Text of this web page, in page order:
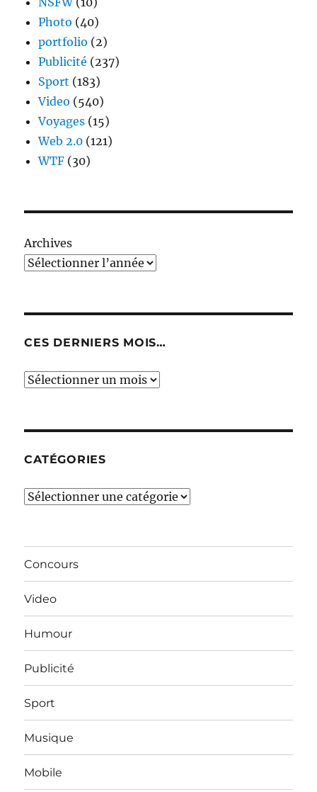
Photo (40)
portfolio (2)
Publicité (237)
Sport (183)
Video (540)
Voyages (15)
Web 2.0 (121)
WTF (30)
Archives
CES DERNIERS MOIS…
Ces
CATÉGORIES
Catégories
Concours
Video
Humour
Publicité
Sport
Musique
Mobile